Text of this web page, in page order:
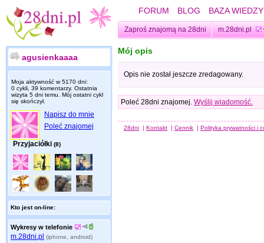
FORUM BLOG BAZA WIEDZY
Zaproś znajomą na 28dni m.28dni.pl
agusienkaaaa
Moja aktywność w 5170 dni:
0 cykli, 39 komentarzy. Ostatnia
wizyta 5 dni temu . Mój ostatni cykl
się skończył.
Napisz do mnie
Poleć znajomej
Przyjaciółki (8)
Kto jest on-line:
Wykresy w telefonie
m.28dni.pl (iphone, android)
Mój opis
Opis nie został jeszcze zredagowany.
Poleć 28dni znajomej. Wyślij wiadomość.
28dni | Kontakt | Cennik | Polityka prywatności i